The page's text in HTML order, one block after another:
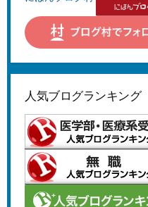
人気ブログランキング